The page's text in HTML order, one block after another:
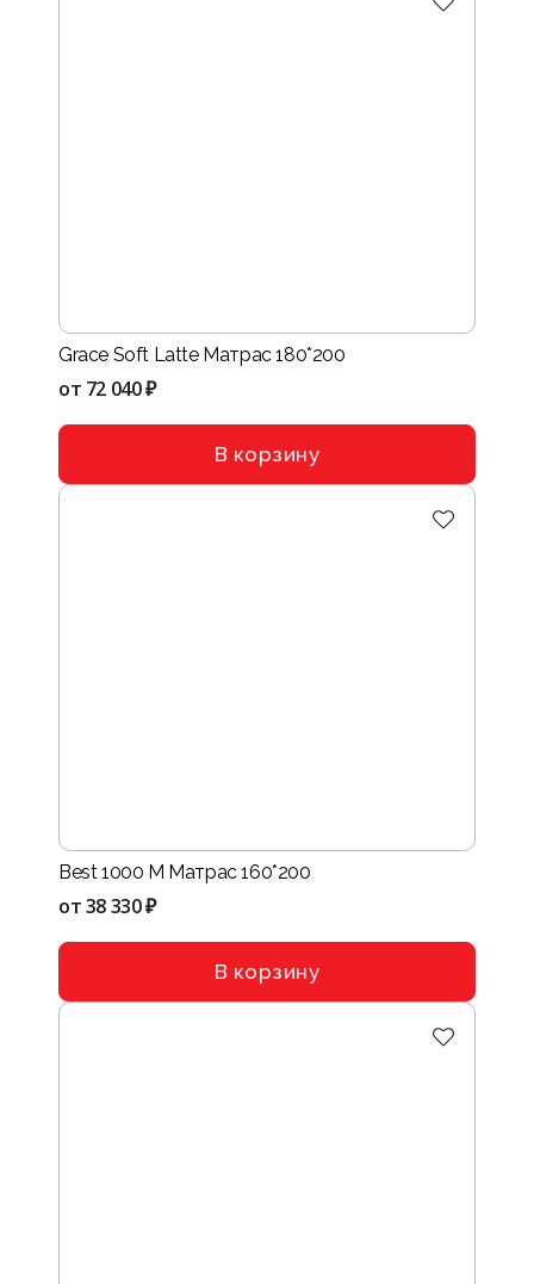
Grace Soft Latte Матрас 180*200
от 72 040 ₽
В корзину
Best 1000 M Матрас 160*200
от38 330 ₽
В корзину